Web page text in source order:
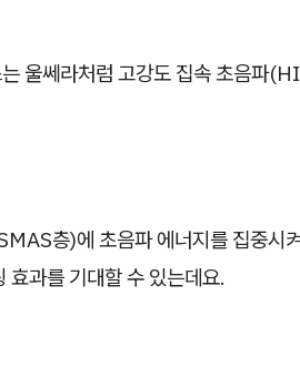
울쎄라처럼 고강도 집속 초음파
층)에 초음파 에너지를 집중시
효과를 기대할 수 있는데요.